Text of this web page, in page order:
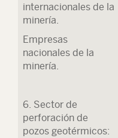
internacionales de la
minería.
Empresas
nacionales de la
minería.
6. Sector de
perforación de
pozos geotérmicos: